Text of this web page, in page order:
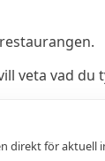
veta vad du
direkt för aktuell